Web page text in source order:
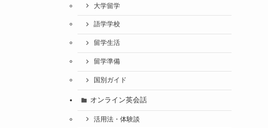
大学留学
語学学校
留学生活
留学準備
国別ガイド
オンライン英会話
活用法・体験談